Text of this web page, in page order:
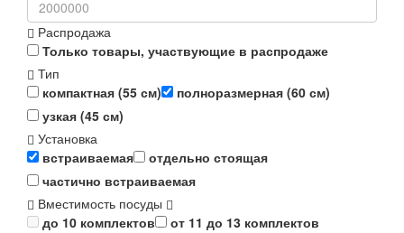
Распродажа
Только товары, участвующие в распродаже
Тип
компактная (55 см)
полноразмерная (60 см)
узкая (45 см)
Установка
встраиваемая
отдельно стоящая
частично встраиваемая
Вместимость посуды
до 10 комплектов
от 11 до 13 комплектов